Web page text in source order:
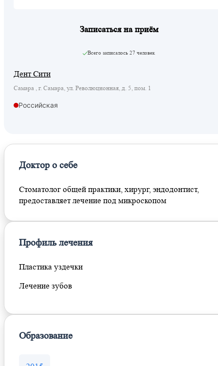
Записаться на приём
Всего записалось 27 человек
Дент Сити
Самара , г. Самара, ул. Революционная, д. 5, пом. 1
Российская
Доктор о себе
Стоматолог общей практики, хирург, эндодонтист,
предоставляет лечение под микроскопом
Профиль лечения
Пластика уздечки
Лечение зубов
Образование